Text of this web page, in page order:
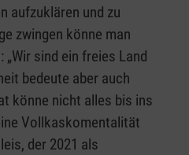
aufzuklären und zu
zwingen könne man
„Wir sind ein freies Land
bedeute aber auch
könne nicht alles bis ins
Vollkaskomentalität
der 2021 als